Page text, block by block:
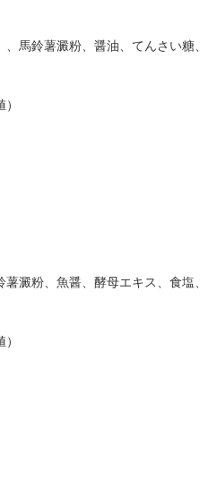
、馬鈴薯澱粉、醤油、てんさい
澱粉、魚醤、酵母エキス、食塩